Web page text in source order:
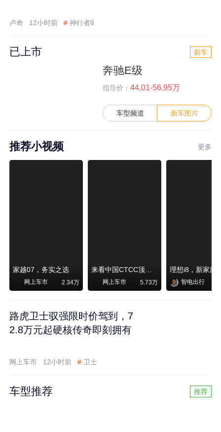
卢奇 12小时前 # 神行者8
已上市 新车
奔驰E级
指导价： 44.01-56.95万
车型频道 新车图片
推荐小视频 更多
家越07，务实之选
网上车市 2.34万
来看中国CTCC顶级赛事艾瑞泽8 pro赛车如何脱颖而出
网上车市 5.73万 智电出行
路虎卫士驭强限时价驾到，7
2.8万元起硬核传奇即刻拥有
网上车市 12小时前 # 卫士
车型推荐 推荐